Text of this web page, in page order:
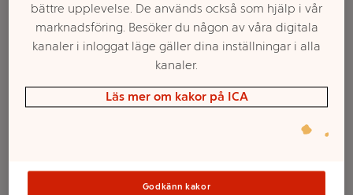
Nötter Salt
Nutisal
Sortimentet kan variera mellan butikerna
bättre upplevelse. De används också som hjälp i vår
marknadsföring. Besöker du någon av våra digitala
kanaler i inloggat läge gäller dina inställningar i alla
kanaler.
Läs mer om kakor på ICA
Godkänn kakor